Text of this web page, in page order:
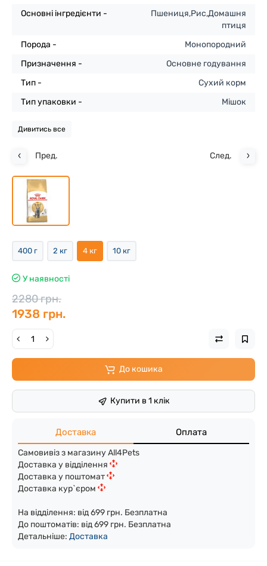
Основні інгредієнти -
Пшениця,Рис,Домашня
птиця
Порода -
Монопородний
Призначення -
Основне годування
Тип -
Сухий корм
Тип упаковки -
Мішок
Дивитись все
Пред. След.
400 г 2 кг 4 кг 10 кг
У наявності
2280 грн.
1938 грн.
До кошика
Купити в 1 клік
Доставка Оплата
Самовивіз з магазину All4Pets
Доставка у відділення
Доставка у поштомат
Доставка кур`єром
На відділення: від 699 грн. Безплатна
До поштоматів: від 699 грн. Безплатна
Детальніше: Доставка